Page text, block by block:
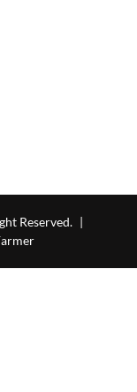
Reserved. |